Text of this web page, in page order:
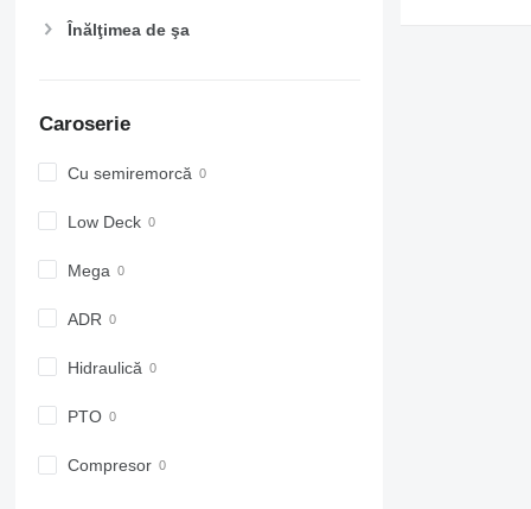
Înălţimea de şa
Caroserie
Cu semiremorcă
Low Deck
Mega
ADR
Hidraulică
PTO
Compresor